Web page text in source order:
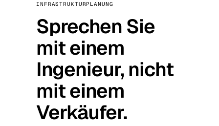
INFRASTRUKTURPLANUNG
Sprechen Sie
mit einem
Ingenieur, nicht
mit einem
Verkäufer.